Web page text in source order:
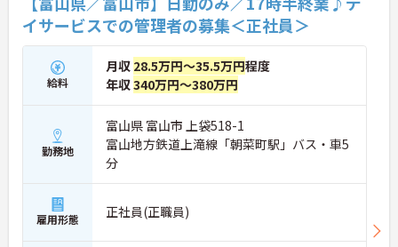
イサービスでの管理者の募集＜正社員＞
給料
月収 28.5万円～35.5万円程度
年収340万円～380万円
勤務地
富山県 富山市 上袋518-1
富山地方鉄道上滝線「朝菜町駅」バス・車5
分
雇用形態 正社員(正職員)